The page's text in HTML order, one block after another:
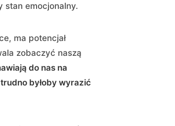
stan emocjonalny.
ma potencjał
zobaczyć naszą
do nas na
byłoby wyrazić